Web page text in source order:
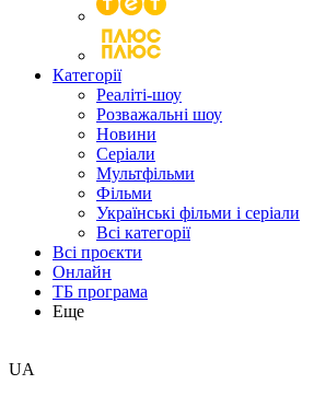
Категорії
Реаліті-шоу
Розважальні шоу
Новини
Серіали
Мультфільми
Фільми
Українські фільми і серіали
Всі категорії
Всі проєкти
Онлайн
ТБ програма
Еще
UA